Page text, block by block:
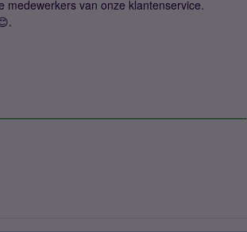
medewerkers van onze klantenservice.